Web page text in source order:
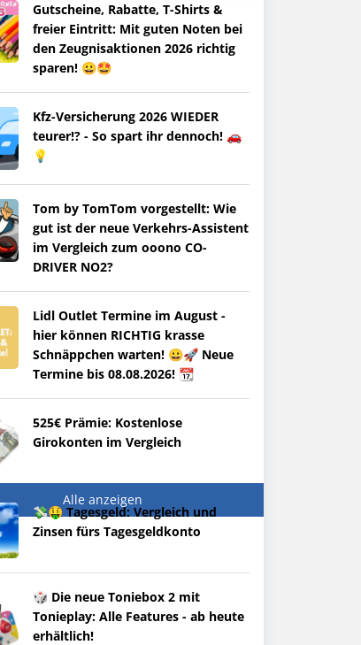
Gutscheine, Rabatte, T-Shirts &
freier Eintritt: Mit guten Noten bei
den Zeugnisaktionen 2026 richtig
sparen! 😀🤩
Kfz-Versicherung 2026 WIEDER
teurer!? - So spart ihr dennoch! 🚗
💡
Tom by TomTom vorgestellt: Wie
gut ist der neue Verkehrs-Assistent
im Vergleich zum ooono CO-
DRIVER NO2?
Lidl Outlet Termine im August -
hier können RICHTIG krasse
Schnäppchen warten! 😀🚀 Neue
Termine bis 08.08.2026! 📆
525€ Prämie: Kostenlose
Girokonten im Vergleich
Alle anzeigen
💸🤑 Tagesgeld: Vergleich und
Zinsen fürs Tagesgeldkonto
🎲 Die neue Toniebox 2 mit
Tonieplay: Alle Features - ab heute
erhältlich!